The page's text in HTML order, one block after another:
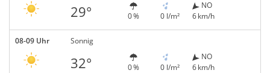
29° 0 % 0 l/m²
NO
6 km/h
08-09 Uhr Sonnig
32° 0 % 0 l/m²
NO
6 km/h